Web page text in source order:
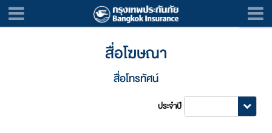
สื่อโฆษณา
สื่อโทรทัศน์
ประจำปี